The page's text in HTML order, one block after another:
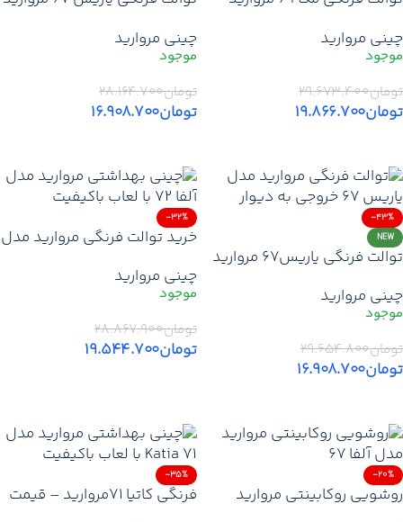
خرید توالت فرنگی مروارید
آکس 170 + تخفیف + ارسال
چینی مروارید
تومان۲۹.۶۷۳.۴۰۰
تومان۱۹.۸۶۶.۷۰۰
تکه مروارید با گارانتی + تخفیف
+ ارسال
چینی مروارید
تومان۲۸.۱۶۴.۷۰۰
تومان۱۶.۹۰۸.۷۰۰
-43%
NEW
توالت فرنگی یاریس67 مروارید
خرید توالت فرنگی مروارید
آکس 185 + تخفیف + ارسال
چینی مروارید
تومان۲۹.۶۵۴.۸۰۰
تومان۱۶.۹۰۸.۷۰۰
-32%
خرید توالت فرنگی مروارید مدل
روز توالت فرنگی آلفا با آکس
170 + زیرقیمت
چینی مروارید
تومان۲۸.۸۶۷.۹۰۰
تومان۱۹.۵۴۴.۷۰۰
-20%
روشویی روکابینتی مروارید
-35%
فرنگی کاتیا 71مروارید – قیمت